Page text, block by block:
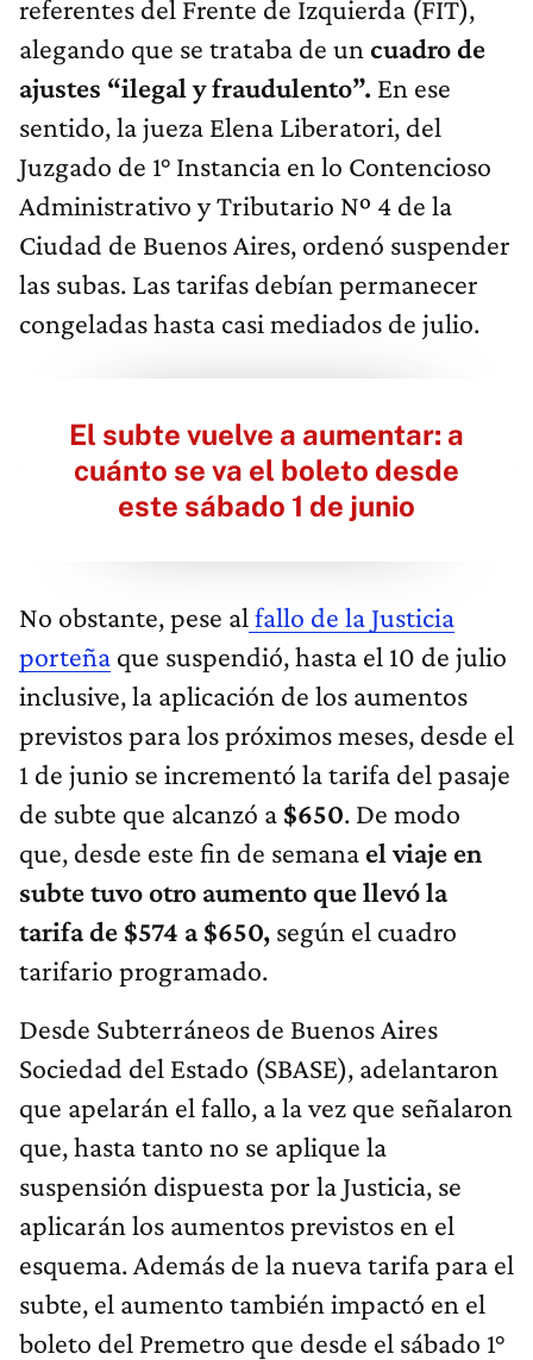
referentes del Frente de Izquierda (FIT),
alegando que se trataba de un cuadro de
ajustes “ilegal y fraudulento”. En ese
sentido, la jueza Elena Liberatori, del
Juzgado de 1° Instancia en lo Contencioso
Administrativo y Tributario Nº 4 de la
Ciudad de Buenos Aires, ordenó suspender
las subas. Las tarifas debían permanecer
congeladas hasta casi mediados de julio.
El subte vuelve a aumentar: a
cuánto se va el boleto desde
este sábado 1 de junio
No obstante, pese al fallo de la Justicia
porteña que suspendió, hasta el 10 de julio
inclusive, la aplicación de los aumentos
previstos para los próximos meses, desde el
1 de junio se incrementó la tarifa del pasaje
de subte que alcanzó a $650. De modo
que, desde este fin de semana el viaje en
subte tuvo otro aumento que llevó la
tarifa de $574 a $650, según el cuadro
tarifario programado.
Desde Subterráneos de Buenos Aires
Sociedad del Estado (SBASE), adelantaron
que apelarán el fallo, a la vez que señalaron
que, hasta tanto no se aplique la
suspensión dispuesta por la Justicia, se
aplicarán los aumentos previstos en el
esquema. Además de la nueva tarifa para el
subte, el aumento también impactó en el
boleto del Premetro que desde el sábado 1°